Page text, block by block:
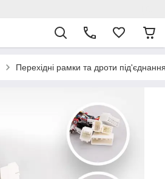
Перехідні рамки та дроти